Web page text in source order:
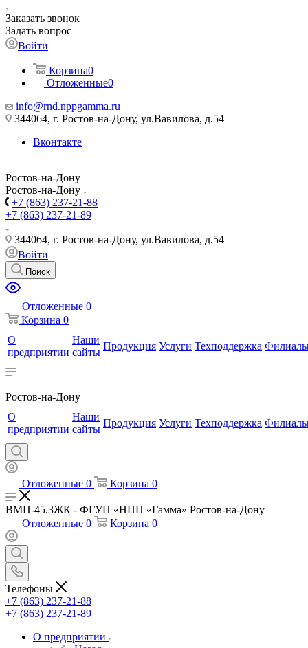
Заказать звонок
Задать вопрос
Войти
Корзина0
Отложенные0
info@rnd.nppgamma.ru
344064, г. Ростов-на-Дону, ул.Вавилова, д.54
Вконтакте
Ростов-на-Дону
Ростов-на-Дону
+7 (863) 237-21-88
+7 (863) 237-21-89
344064, г. Ростов-на-Дону, ул.Вавилова, д.54
Войти
Поиск
Отложенные 0
Корзина 0
О
предприятии
Наши
сайты
Продукция Услуги Техподдержка
Ростов-на-Дону
О
предприятии
Наши
сайты
Продукция Услуги Техподдержка
Отложенные 0 Корзина 0
ВМЦ-45.3ЖК - ФГУП «НПП «Гамма» Ростов-на-Дону
Отложенные 0 Корзина 0
Телефоны
+7 (863) 237-21-88
+7 (863) 237-21-89
О предприятии